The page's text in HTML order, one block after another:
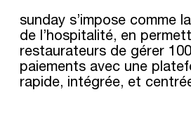
sunday s’impose comme
de l’hospitalité, en
restaurateurs de gérer
paiements avec une
rapide, intégrée, et